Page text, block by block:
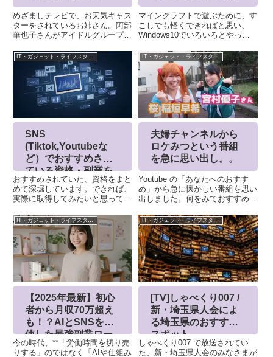
シェアする
X Facebook はてブ
関連記事
めざましのお天気お
姉さんは、ご当地ア
イドルだった！！
めざましテレビで、お天気キャス
ターをされているお姉さん。阿部
華也子さんがアイドルグループに
所属していたの、みなさんご存じ
でした？え？いまさらというかた
もいるかと思いますが、ちなみ
Windows10を軽快に
動かすためにいろい
ろやってみた 追記
マインクラフトで遊ぶために、す
こしでも軽くできればと思い、
Windows10でいろいろとやって
みました。購入してからは、ほと
んど何も触らず、使っていまし
た。簡単に実行できる内容だけ記
IT・ガジェット・ライフスタイル IT・ガジェット・ライフスタイル